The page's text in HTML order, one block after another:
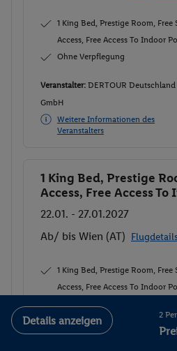
1 King Bed, Prestige Room, Free
Access, Free Access To Indoor
Ohne Verpflegung
Veranstalter: DERTOUR Deutschland
GmbH
Weitere Informationen des
Veranstalters
Buchen
1 King Bed, Prestige
Access, Free Access To
22.01. - 27.01.2027
Ab/ bis Wien (AT)
1 King Bed, Prestige Room, Free
Access, Free Access To Indoor
Veranstalter:DERTOUR Deutschland
Details anzeigen 2